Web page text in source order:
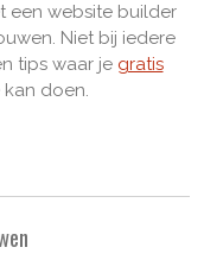
een website builder
Niet bij iedere
tips waar je gratis
kan doen.